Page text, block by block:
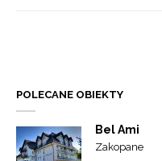
POLECANE OBIEKTY
Bel Ami
Zakopane